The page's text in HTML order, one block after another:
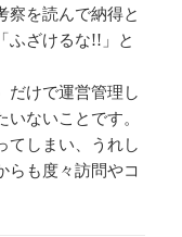
察を読んで納得と
ふざけるな!!」と
だけで運営管理し
ないことです。
てしまい、うれし
らも度々訪問やコ